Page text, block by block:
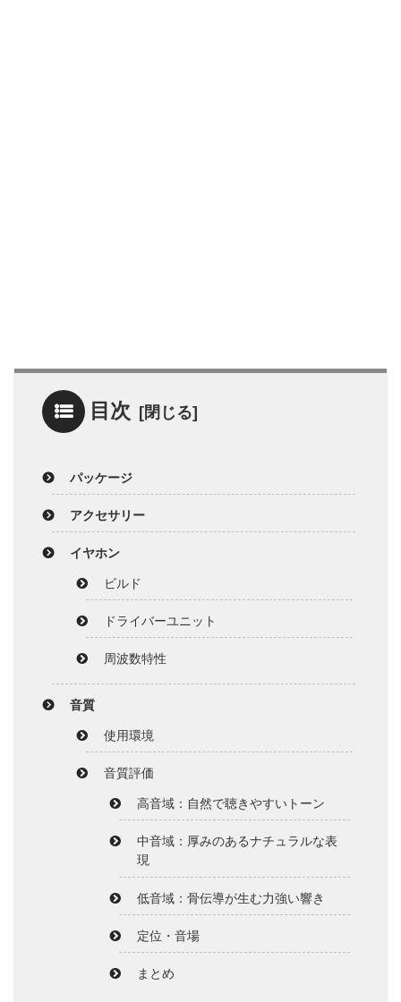
目次
パッケージ
アクセサリー
イヤホン
ビルド
ドライバーユニット
周波数特性
音質
使用環境
音質評価
高音域：自然で聴きやすいトーン
中音域：厚みのあるナチュラルな表
現
低音域：骨伝導が生む力強い響き
定位・音場
まとめ